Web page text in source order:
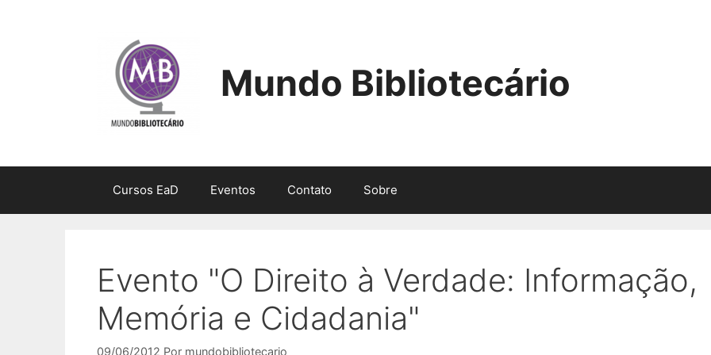
Mundo Bibliotecário
Cursos EaD Eventos Contato Sobre
Evento "O Direito à Verdade: Informação,
Memória e Cidadania"
09/06/2012 Por mundobibliotecario